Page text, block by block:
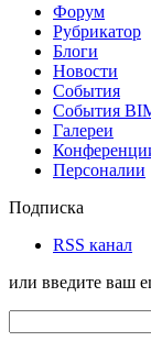
Форум
Рубрикатор
Блоги
Новости
События
События
Галереи
Персоналии
Подписка
RSS канал
или введите ваш